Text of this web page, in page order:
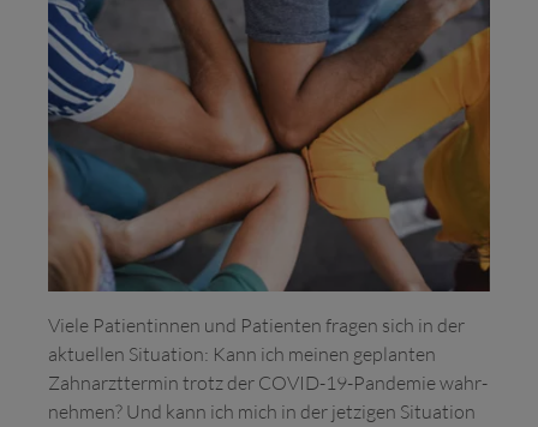
Viele Patientinnen und Patienten fragen sich in der
aktuellen Situation: Kann ich meinen geplanten
Zahnarzt­termin trotz der COVID-19-Pandemie wahr­
nehmen? Und kann ich mich in der jetzigen Situation